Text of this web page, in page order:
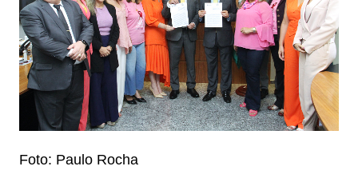
Foto: Paulo Rocha